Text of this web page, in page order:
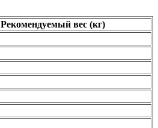
Рекомендуемый вес (кг)